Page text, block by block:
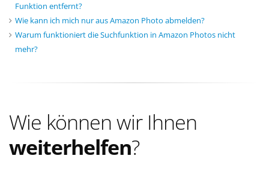
Funktion entfernt?
Wie kann ich mich nur aus Amazon Photo abmelden?
Warum funktioniert die Suchfunktion in Amazon Photos nicht
mehr?
Wie können wir Ihnen
weiterhelfen?